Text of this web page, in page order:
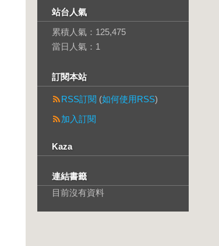
站台人氣
累積人氣： 125,475
當日人氣： 1
訂閱本站
RSS訂閱 (如何使用RSS)
加入訂閱
Kaza
連結書籤
目前沒有資料